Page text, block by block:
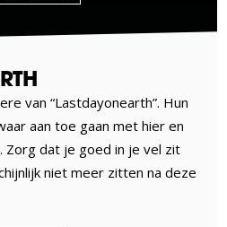
van “Lastdayonearth”. Hun
aan toe gaan met hier en
Zorg dat je goed in je vel zit
niet meer zitten na deze